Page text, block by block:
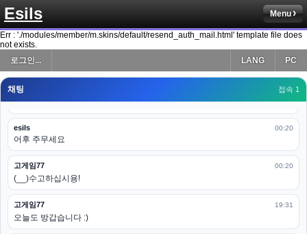
Esils Menu
Err : './modules/member/m.skins/default/resend_auth_mail.html' template file does
not exists.
로그인...
PC
LANG
채팅 접속 1
esils 00:19
다 펼쳐두면 너무길어서 ..
esils 00:19
모바일로 보는데도 좀 불편하더라구요
고게임77 00:19
아 ㅋㅋ 내일도 심심하면 들리겠습니다. 벌써 12시가 넘었었네요
esils 00:20
어후 주무세요
고게임77 00:20
(__)수고하십시용!
고게임77 19:31
오늘도 방갑습니다 :)